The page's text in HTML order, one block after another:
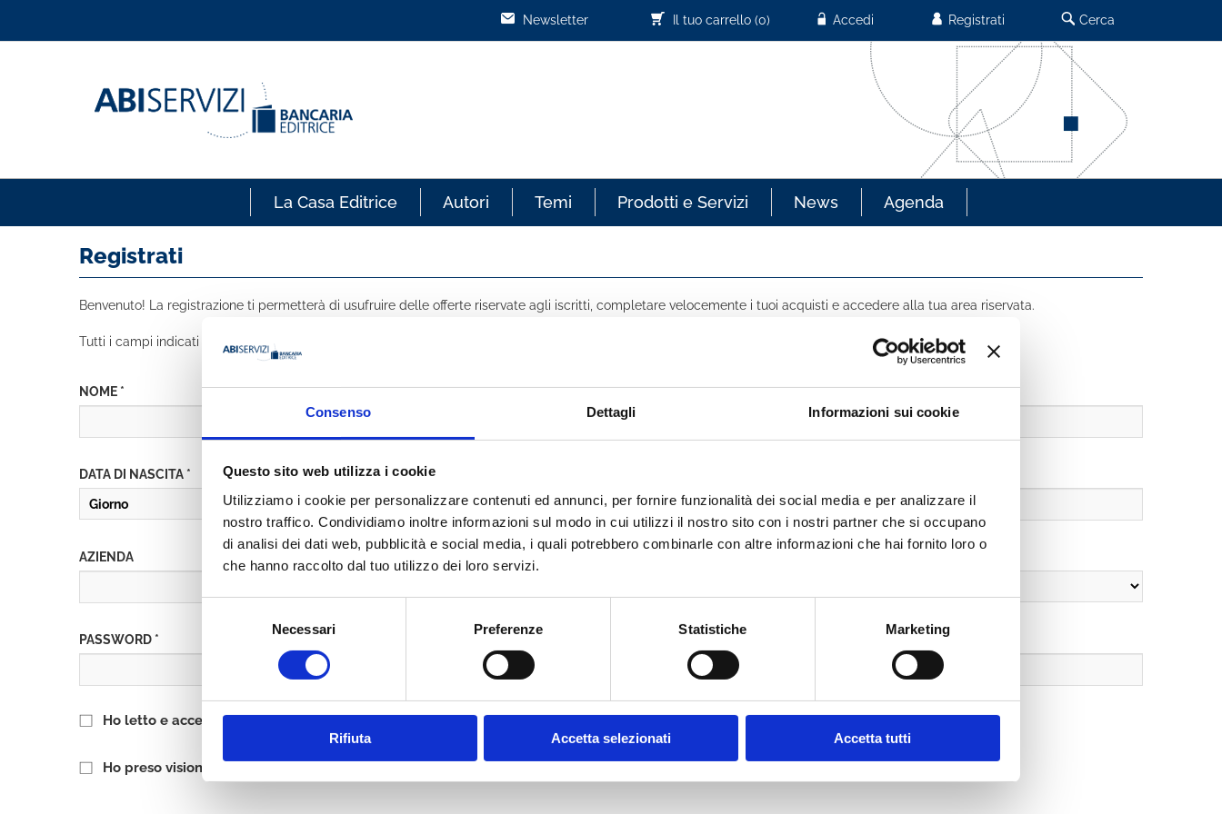
Consenso Dettagli Informazioni sui cookie
Questo sito web utilizza i cookie
Utilizziamo i cookie per personalizzare contenuti ed annunci, per fornire funzionalità dei social media e per analizzare il
nostro traffico. Condividiamo inoltre informazioni sul modo in cui utilizzi il nostro sito con i nostri partner che si occupano
di analisi dei dati web, pubblicità e social media, i quali potrebbero combinarle con altre informazioni che hai fornito loro o
che hanno raccolto dal tuo utilizzo dei loro servizi.
Selezione
consenso
Necessari Preferenze Statistiche Marketing
Rifiuta Accetta selezionati Accetta tutti
Cerca
Registrati
Accedi
Il tuo carrello (0)
Newsletter
La Casa Editrice Autori Temi Prodotti e Servizi News Agenda
Registrati
Benvenuto! La registrazione ti permetterà di usufruire delle offerte riservate agli iscritti, completare velocemente i tuoi acquisti e accedere alla tua area riservata.
Tutti i campi indicati con * sono obbligatori
NOME * COGNOME *
DATA DI NASCITA *
AZIENDA
PASSWORD *
Ho letto e accetto l’informativa sulla
Ho preso visione delle